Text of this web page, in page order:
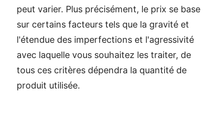
peut varier. Plus précisément, le prix se base
sur certains facteurs tels que la gravité et
l'étendue des imperfections et l'agressivité
avec laquelle vous souhaitez les traiter, de
tous ces critères dépendra la quantité de
produit utilisée.